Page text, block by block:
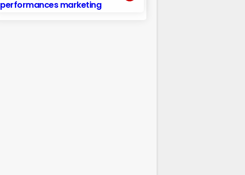
performances marketing